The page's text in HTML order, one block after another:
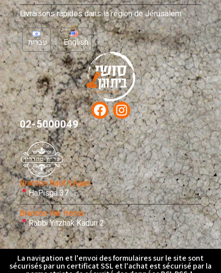
Livraisons rapides dans la région de Jérusalem
עברית English
02-5000049
Branche Bayit Vegan
HaPisga 37
Branche Har Homa
Rabbi Yitzhak Kaduri 2
La navigation et l'envoi des formulaires sur le site sont
sécurisés par un certificat SSL et l'achat est sécurisé par la